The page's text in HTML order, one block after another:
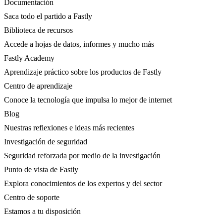
Documentación
Saca todo el partido a Fastly
Biblioteca de recursos
Accede a hojas de datos, informes y mucho más
Fastly Academy
Aprendizaje práctico sobre los productos de Fastly
Centro de aprendizaje
Conoce la tecnología que impulsa lo mejor de internet
Blog
Nuestras reflexiones e ideas más recientes
Investigación de seguridad
Seguridad reforzada por medio de la investigación
Punto de vista de Fastly
Explora conocimientos de los expertos y del sector
Centro de soporte
Estamos a tu disposición